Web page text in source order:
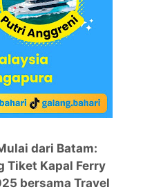
dari Batam:
Tiket Kapal Ferry
bersama Travel